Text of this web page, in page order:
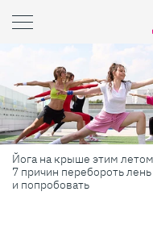
Готовь как шеф-повар: 6
профессиональных
секретов, которые помогут